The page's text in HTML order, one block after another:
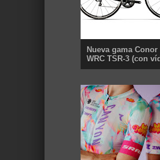
Nueva gama Conor
WRC TSR-3 (con